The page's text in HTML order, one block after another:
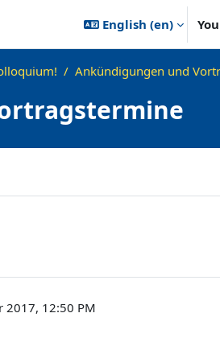
English ‎(en)‎
Ankündigungen und
2017, 12:50 PM